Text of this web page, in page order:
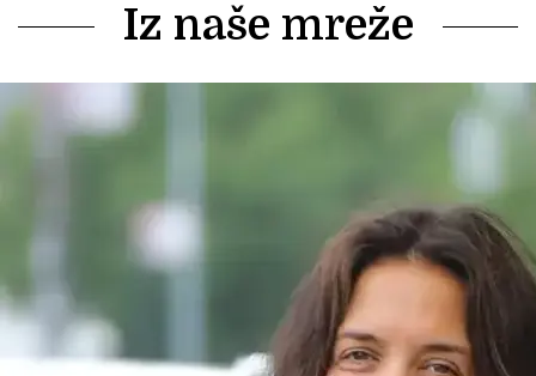
Iz naše mreže